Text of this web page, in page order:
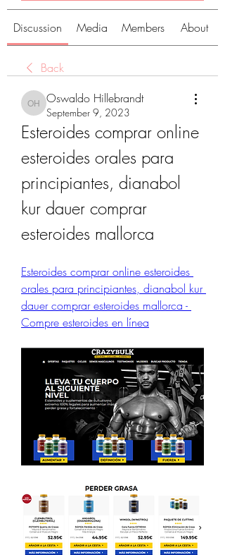
Discussion Media Members About
Back
Oswaldo Hillebrandt
Oswaldo Hillebrandt
September 9, 2023
Esteroides comprar online
esteroides orales para
principiantes, dianabol
kur dauer comprar
esteroides mallorca
Esteroides comprar online esteroides
orales para principiantes, dianabol kur
dauer comprar esteroides mallorca -
Compre esteroides en línea